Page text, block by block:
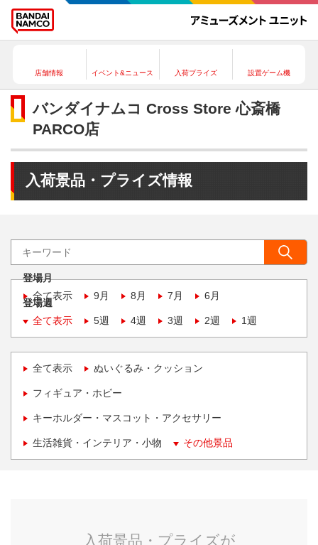
店舗情報 イベント&ニュース 入荷プライズ 設置ゲーム機
バンダイナムコ Cross Store 心斎橋
PARCO店
入荷景品・プライズ情報
登場月
全て表示
9月 8月 7月 6月
登場週
全て表示
5週 4週 3週 2週 1週
全て表示 ぬいぐるみ・クッション
フィギュア・ホビー
キーホルダー・マスコット・アクセサリー
生活雑貨・インテリア・小物 その他景品